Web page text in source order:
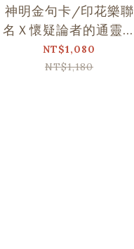
神明金句卡/印花樂聯
名Ｘ懷疑論者的通靈觀
察
NT$1,080
NT$1,180